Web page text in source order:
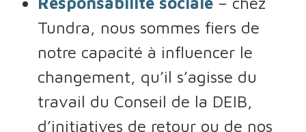
Tundra, nous sommes fiers de
notre capacité à influencer le
changement, qu’il s’agisse du
travail du Conseil de la DEIB,
d’initiatives de retour ou de nos